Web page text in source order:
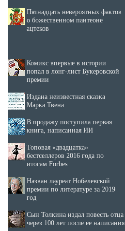
Пятнадцать невероятных фактов
о божественном пантеоне
ацтеков
Комикс впервые в истории
попал в лонг-лист Букеровской
премии
Издана неизвестная сказка
Марка Твена
В продажу поступила первая
книга, написанная ИИ
Топовая «двадцатка»
бестселлеров 2016 года по
итогам Forbes
Назван лауреат Нобелевской
премии по литературе за 2019
год
Сын Толкина издал повесть отца
через 100 лет после ее написания